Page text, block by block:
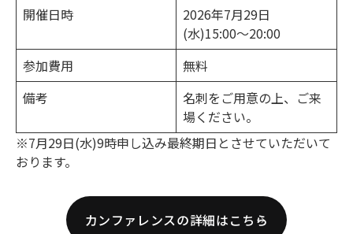
開催日時
2026年7月29日
(水)15:00〜20:00
参加費用
無料
備考
名刺をご用意の上、ご来
場ください。
※7月29日(水)9時申し込み最終期日とさせていただいて
おります。
カンファレンスの詳細はこちら